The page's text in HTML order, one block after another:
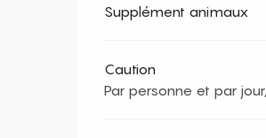
Supplément animaux
Caution
Par personne et par